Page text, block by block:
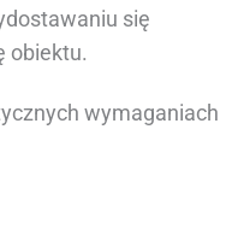
się
obiektu.
wymaganiach